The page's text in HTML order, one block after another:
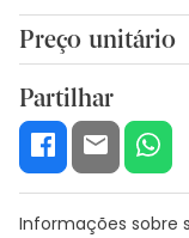
Preço unitário
Partilhar
Informações sobre